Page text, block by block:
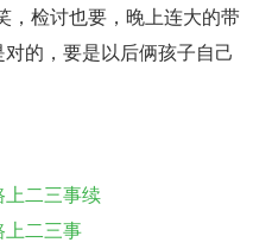
，检讨也要，晚上连大的带
的，要是以后俩孩子自己
二三事续
二三事